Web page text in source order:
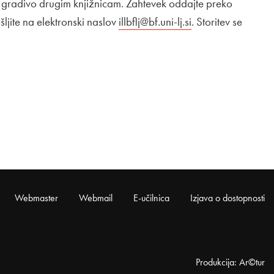
drugim knjižnicam. Zahtevek oddajte preko
na elektronski naslovillbflj@bf.uni-lj.si. Storitev se
Webmaster Webmail E-učilnica Izjava o dostopnosti
Produkcija: Ar©tur